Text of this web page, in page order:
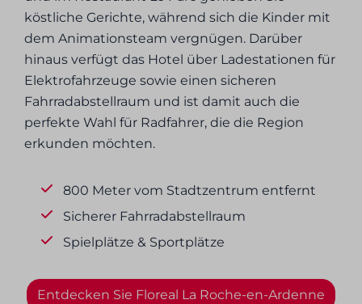
köstliche Gerichte, während sich die Kinder mit
dem Animationsteam vergnügen. Darüber
hinaus verfügt das Hotel über Ladestationen für
Elektrofahrzeuge sowie einen sicheren
Fahrradabstellraum und ist damit auch die
perfekte Wahl für Radfahrer, die die Region
erkunden möchten.
800 Meter vom Stadtzentrum entfernt
Sicherer Fahrradabstellraum
Spielplätze & Sportplätze
Entdecken Sie Floreal La Roche-en-Ardenne